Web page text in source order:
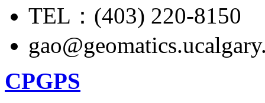
TEL：(403) 220-8150
CPGPS